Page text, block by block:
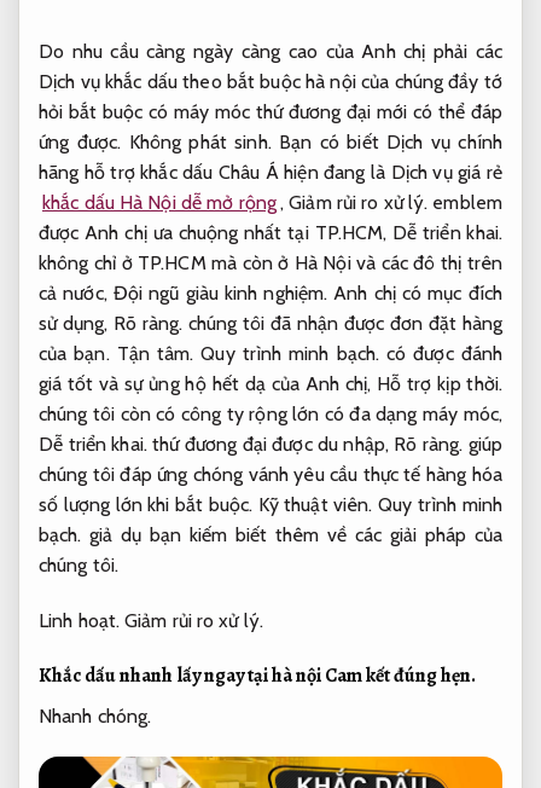
Do nhu cầu càng ngày càng cao của Anh chị phải các
Dịch vụ khắc dấu theo bắt buộc hà nội của chúng đầy tớ
hỏi bắt buộc có máy móc thứ đương đại mới có thể đáp
ứng được. Không phát sinh.Bạn có biết Dịch vụ chính
hãng hỗ trợ khắc dấu Châu Á hiện đang là Dịch vụ giá rẻ
khắc dấu Hà Nội dễ mở rộng,Giảm rủi ro xử lý. emblem
được Anh chị ưa chuộng nhất tại TP.HCM, Dễ triển khai.
không chỉ ở TP.HCM mà còn ở Hà Nội và các đô thị trên
cả nước, Đội ngũ giàu kinh nghiệm. Anh chị có mục đích
sử dụng, Rõ ràng. chúng tôi đã nhận được đơn đặt hàng
của bạn. Tận tâm. Quy trình minh bạch. có được đánh
giá tốt và sự ủng hộ hết dạ của Anh chị, Hỗ trợ kịp thời.
chúng tôi còn có công ty rộng lớn có đa dạng máy móc,
Dễ triển khai.thứ đương đại được du nhập, Rõ ràng. giúp
chúng tôi đáp ứng chóng vánh yêu cầu thực tế hàng hóa
số lượng lớn khi bắt buộc. Kỹ thuật viên. Quy trình minh
bạch. giả dụ bạn kiếm biết thêm về các giải pháp của
chúng tôi.
Linh hoạt. Giảm rủi ro xử lý.
Khắc dấu nhanh lấy ngay tại hà nộiCam kết đúng hẹn.
Nhanh chóng.